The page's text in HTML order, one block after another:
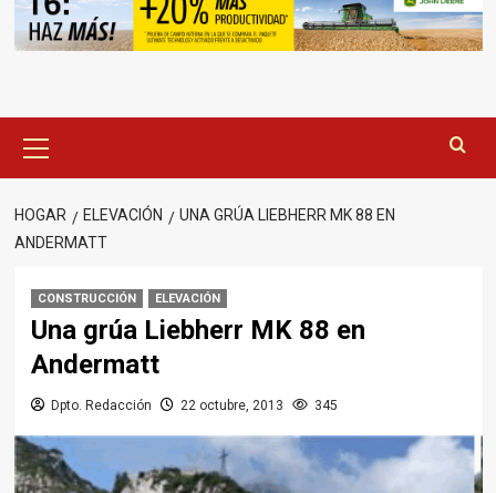
principal
HOGAR ELEVACIÓN
UNA GRÚA LIEBHERR MK 88 EN
ANDERMATT
CONSTRUCCIÓN ELEVACIÓN
Una grúa Liebherr MK 88 en
Andermatt
Dpto. Redacción 22 octubre, 2013 345